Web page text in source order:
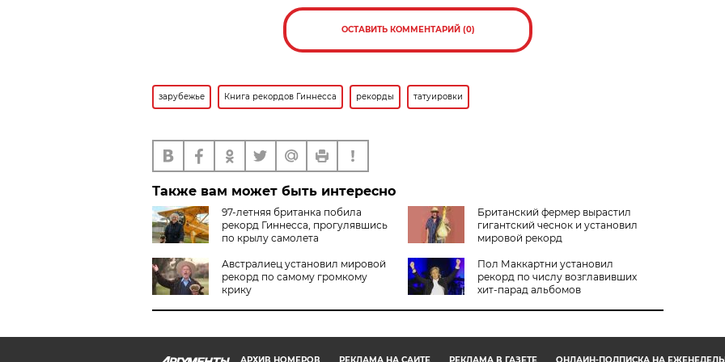
ОСТАВИТЬ КОММЕНТАРИЙ (0)
зарубежье Книга рекордов Гиннесса рекорды татуировки
Также вам может быть интересно
97-летняя британка побила
рекорд Гиннесса, прогулявшись
по крылу самолета
Британский фермер вырастил
гигантский чеснок и установил
мировой рекорд
Австралиец установил мировой
рекорд по самому громкому
крику
Пол Маккартни установил
рекорд по числу возглавивших
хит-парад альбомов